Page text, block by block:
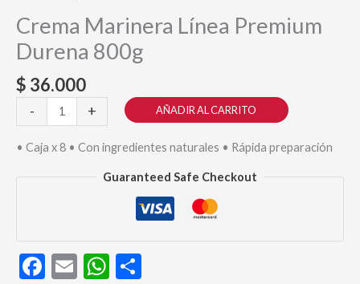
Crema Marinera Línea Premium
Durena 800g
$ 36.000
-
Marinera
Línea
Durena
+ AÑADIR AL CARRITO
• Caja x 8 • Con ingredientes naturales • Rápida preparación
Guaranteed Safe Checkout
Facebook
EmailWhatsApp